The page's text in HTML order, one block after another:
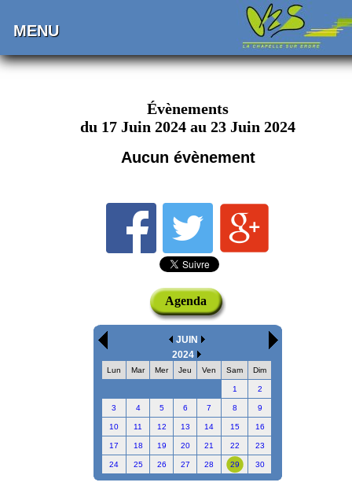
MENU
Évènements
du 17 Juin 2024 au 23 Juin 2024
Aucun évènement
Agenda
JUIN
2024
Lun Mar Mer Jeu Ven Sam Dim
1 2
3 4 5 6 7 8 9
10 11 12 13 14 15 16
17 18 19 20 21 22 23
24 25 26 27 28 29 30